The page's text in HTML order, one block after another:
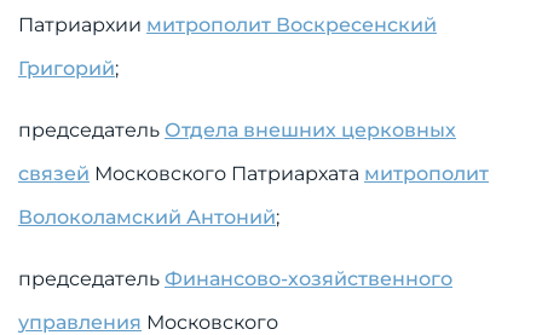
Патриархии митрополит Воскресенский
Григорий;
председатель Отдела внешних церковных
связей Московского Патриархата митрополит
Волоколамский Антоний;
председатель Финансово-хозяйственного
управления Московского